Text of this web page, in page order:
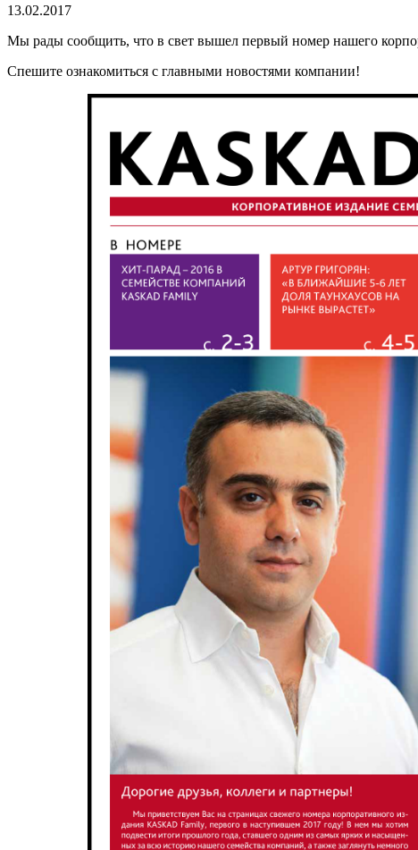
13.02.2017
Мы рады сообщить, что в свет вышел первый номер нашего
Спешите ознакомиться с главными новостями компании!